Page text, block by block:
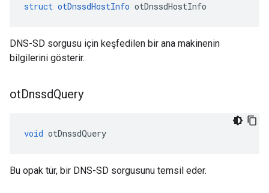
struct otDnssdHostInfo otDnssdHostInfo
DNS-SD sorgusu için keşfedilen bir ana makinenin
bilgilerini gösterir.
otDnssdQuery
void otDnssdQuery
Bu opak tür, bir DNS-SD sorgusunu temsil eder.